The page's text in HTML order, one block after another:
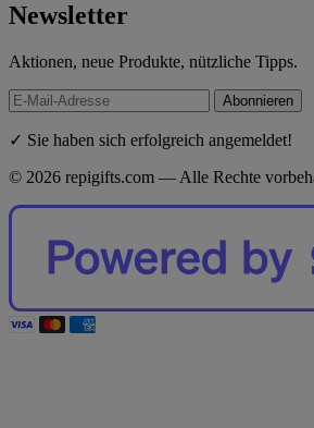
Newsletter
Aktionen, neue Produkte, nützliche Tipps.
Abonnieren
✓ Sie haben sich erfolgreich angemeldet!
© 2026 repigifts.com — Alle Rechte